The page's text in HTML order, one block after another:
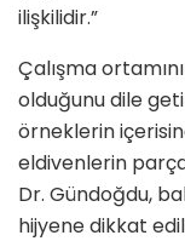
ilişkilidir.”
Çalışma
olduğunu dile
örneklerin
eldivenlerin
Dr. Gündoğdu,
hijyene dikkat